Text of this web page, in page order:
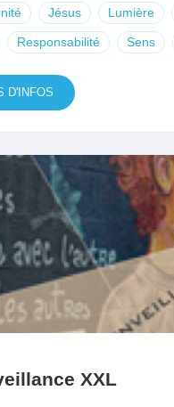
Jésus Lumière
Responsabilité Sens
D'INFOS
XXL